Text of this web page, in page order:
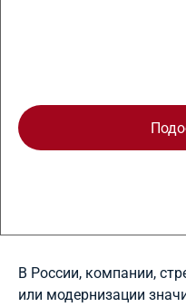
В России, компании,
или модернизации